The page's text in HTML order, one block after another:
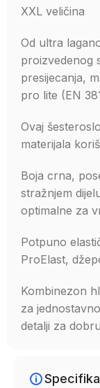
XXL veličina
Od ultra
proizvedenog
presijecanja,
pro lite (EN
Ovaj
materijala
Boja crna,
stražnjem
optimalne za
Potpuno
ProElast,
Kombinezon
za
detalji za